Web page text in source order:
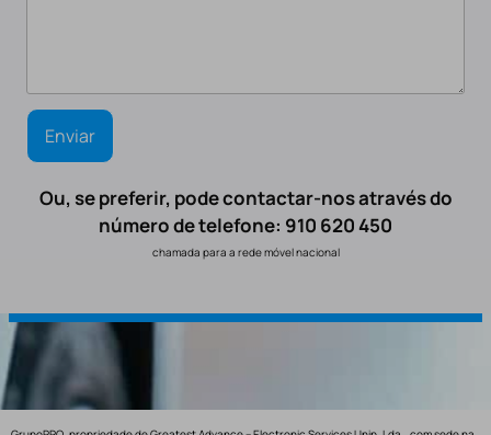
Ou, se preferir, pode contactar-nos através do
número de telefone: 910 620 450
chamada para a rede móvel nacional